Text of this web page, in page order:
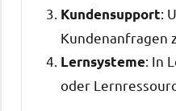
Kundensupport:
Kundenanfragen
Lernsysteme: In
oder